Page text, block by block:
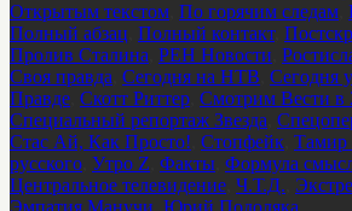
Открытым текстом По горячим следам
Полный абзац Полный контакт,
Пролив Сталина РЕН Новости
Своя правда Сегодня на НТВ Сегодня
Правде Скотт Риттер Смотрим Вести в
Специальный репортаж Звезда
Стас Ай, Как Просто! Стопфейк
русского Утро Z Факты Формула
Центральное телевидение Ч.Т.Д.
Эмпатия Манучи Юрий Подоляка